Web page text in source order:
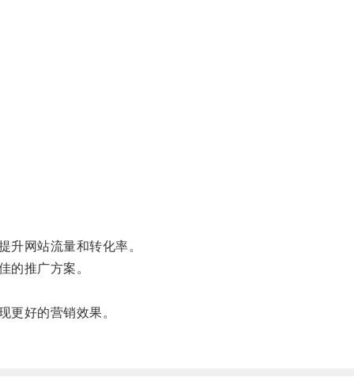
网站流量和转化率。
推广方案。
好的营销效果。